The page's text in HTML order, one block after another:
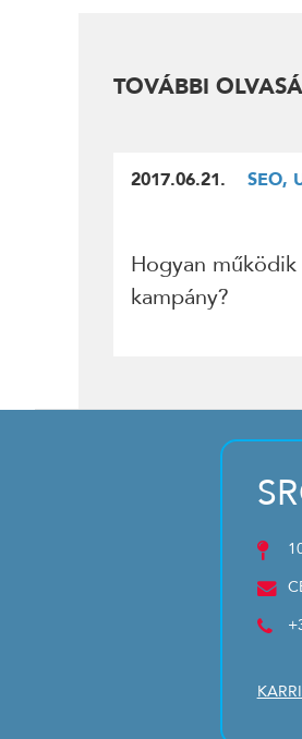
TOVÁBBI
2017.06.21. SEO,
Hogyan
kampány?